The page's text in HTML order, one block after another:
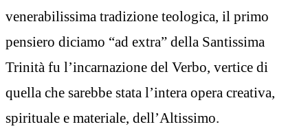
venerabilissima tradizione teologica, il primo
pensiero diciamo “ad extra” della Santissima
Trinità fu l’incarnazione del Verbo, vertice di
quella che sarebbe stata l’intera opera creativa,
spirituale e materiale, dell’Altissimo.